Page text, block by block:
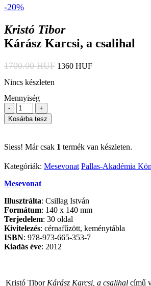
-20%
Kristó Tibor
Kárász Karcsi, a csalihal
1700.00 HUF 1360 HUF
Nincs készleten
Mennyiség
-
+
Kosárba tesz
Siess! Már csak 1 termék van készleten.
Kategóriák: Mesevonat Pallas-Akadémia
Mesevonat
Illusztrálta: Csillag István
Formátum: 140 x 140 mm
Terjedelem: 30 oldal
Kivitelezés: cérnafűzött, keménytábla
ISBN: 978-973-665-353-7
Kiadás éve: 2012
Kristó Tibor Kárász Karcsi, a csalihal című